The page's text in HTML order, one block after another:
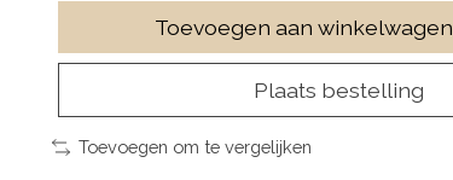
Toevoegen aan winkelwagen
Plaats bestelling
Toevoegen om te vergelijken